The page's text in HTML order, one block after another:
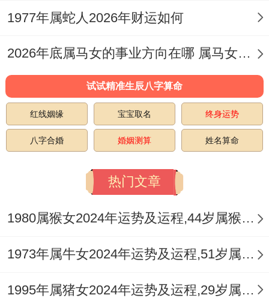
灾」。
情感姻缘：合中有动，静水深流
寅午半合，引动姻缘宫与社交宫，对于单身
的甲寅虎人这一年社交活跃，容易通过工作
往来、学习交流或朋友聚会结识到条件不错
的异性，桃花机遇显著增多，食神星也带来
愉悦与浪漫的气息，有助于 恋情的发展。
还是只是一时亲密而热情或现实利益的吸
引。
对于已有伴侣者，此「合」则代表着互动频
1977年属蛇人2026年财运如何
2026年底属马女的事业方向在哪 属马女的事业心
试试精准生辰八字算命
红线姻缘 宝宝取名 终身运势
八字合婚 婚姻测算 姓名算命
热门文章
1980属猴女2024年运势及运程,44岁属猴人2024全年每月运势女性如何
1973年属牛女2024年运势及运程,51岁属牛人2024全年每月运势女性如何
1995年属猪女2024年运势及运程,29岁属猪人2024全年每月运势女性如何